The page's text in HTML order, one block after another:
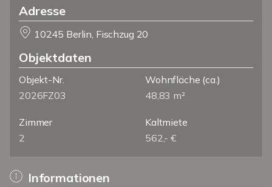
Adresse
10245 Berlin, Fischzug 20
Objektdaten
Objekt-Nr.
2026FZ03
Wohnfläche (ca.)
48,83 m²
Zimmer
2
Kaltmiete
562,- €
Informationen